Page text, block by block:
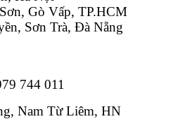
Sơn, Gò Vấp, TP.HCM
Trà, Đà Nẵng
744 011
Nam Từ Liêm, HN